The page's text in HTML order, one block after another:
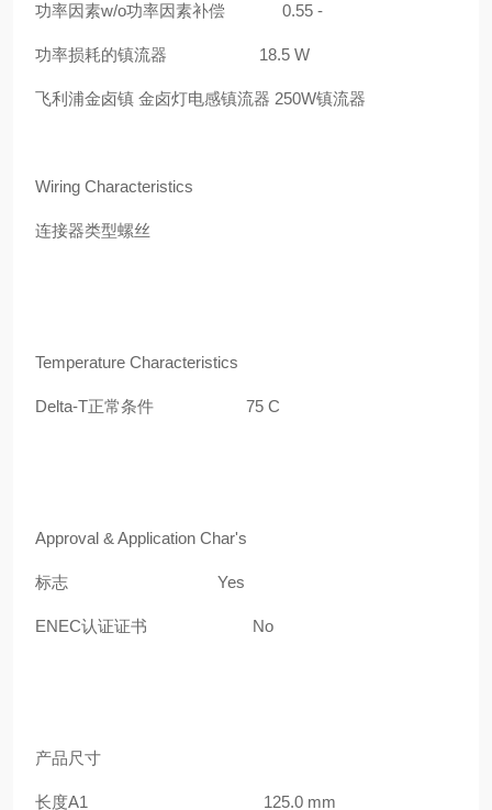
功率因素w/o功率因素补偿 0.55 -
功率损耗的镇流器 18.5 W
飞利浦金卤镇 金卤灯电感镇流器 250W镇流器
Wiring Characteristics
连接器类型螺丝
Temperature Characteristics
Delta-T正常条件 75 C
Approval & Application Char's
标志 Yes
ENEC认证证书 No
产品尺寸
长度A1 125.0 mm